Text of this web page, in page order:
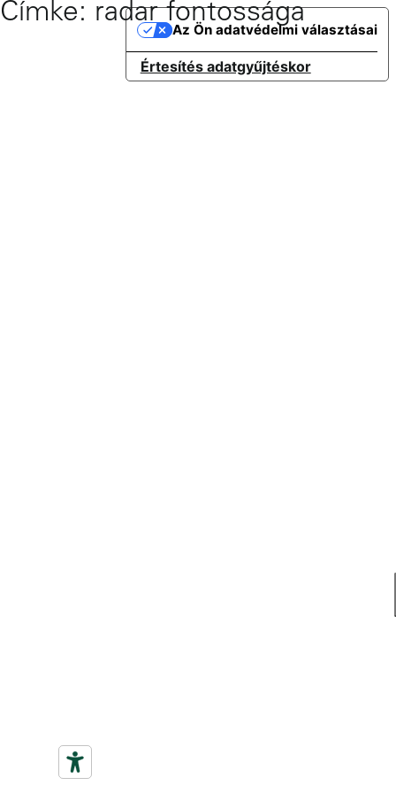
Skip
Címke: radar fontossága
Értesítés adatgyűjtéskor
Az Ön adatvédelmi választásai